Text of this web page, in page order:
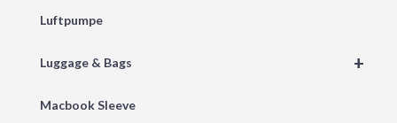
Luftpumpe
+
Luggage & Bags
Macbook Sleeve